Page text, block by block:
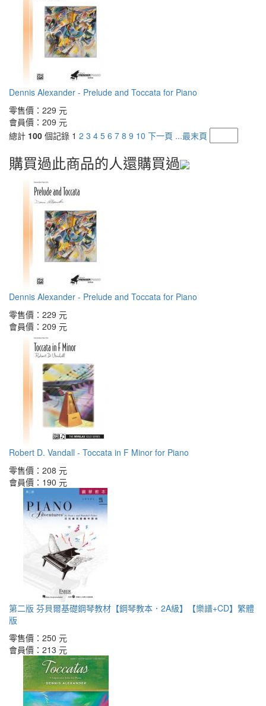
Dennis Alexander - Prelude and Toccata for Piano
零售價： 229 元
會員價： 209 元
總計 100 個記錄 1 2 3 4 5 6 7 8 9 10 下一頁 ...最末頁
購買過此商品的人還購買過
Dennis Alexander - Prelude and Toccata for Piano
零售價： 229 元
會員價： 209 元
Robert D. Vandall - Toccata in F Minor for Piano
零售價： 208 元
會員價： 190 元
第二版 芬貝爾基礎鋼琴教材【鋼琴教本．2A級】【樂譜+CD】繁體
版
零售價： 250 元
會員價： 213 元